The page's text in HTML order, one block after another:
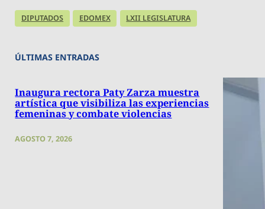
DIPUTADOS EDOMEX LXII LEGISLATURA
ÚLTIMAS ENTRADAS
Inaugura rectora Paty Zarza muestra
artística que visibiliza las experiencias
femeninas y combate violencias
AGOSTO 7, 2026